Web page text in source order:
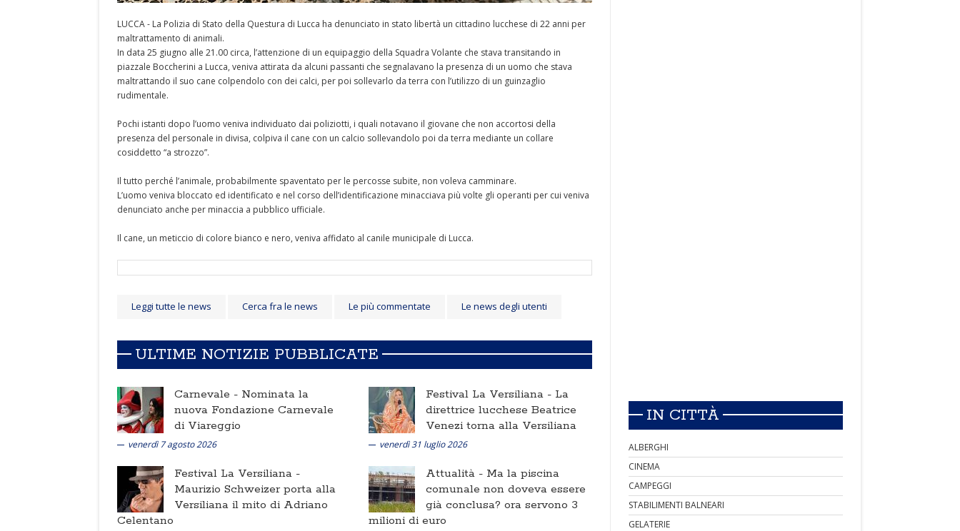
LUCCA - La Polizia di Stato della Questura di Lucca ha denunciato in stato libertà un cittadino lucchese di 22 anni per
maltrattamento di animali.
In data 25 giugno alle 21.00 circa, l’attenzione di un equipaggio della Squadra Volante che stava transitando in
piazzale Boccherini a Lucca, veniva attirata da alcuni passanti che segnalavano la presenza di un uomo che stava
maltrattando il suo cane colpendolo con dei calci, per poi sollevarlo da terra con l’utilizzo di un guinzaglio
rudimentale.
Pochi istanti dopo l’uomo veniva individuato dai poliziotti, i quali notavano il giovane che non accortosi della
presenza del personale in divisa, colpiva il cane con un calcio sollevandolo poi da terra mediante un collare
cosiddetto “a strozzo”.
Il tutto perché l’animale, probabilmente spaventato per le percosse subite, non voleva camminare.
L’uomo veniva bloccato ed identificato e nel corso dell’identificazione minacciava più volte gli operanti per cui veniva
denunciato anche per minaccia a pubblico ufficiale.
Il cane, un meticcio di colore bianco e nero, veniva affidato al canile municipale di Lucca.
Leggi tutte le news Cerca fra le news Le più commentate Le news degli utenti
ULTIME NOTIZIE PUBBLICATE
Carnevale - Nominata la
nuova Fondazione Carnevale
di Viareggio
venerdì 7 agosto 2026
Festival La Versiliana - La
direttrice lucchese Beatrice
Venezi torna alla Versiliana
venerdì 31 luglio 2026
Festival La Versiliana -
Maurizio Schweizer porta alla
Versiliana il mito di Adriano
Celentano
Attualità - Ma la piscina
comunale non doveva essere
già conclusa? ora servono 3
milioni di euro
IN CITTÀ
ALBERGHI
CINEMA
CAMPEGGI
STABILIMENTI BALNEARI
GELATERIE